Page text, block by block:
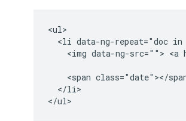
<ul>
<li data-ng-repeat="doc in
<img data-ng-src=""> <a
<span class="date"></
  </li>